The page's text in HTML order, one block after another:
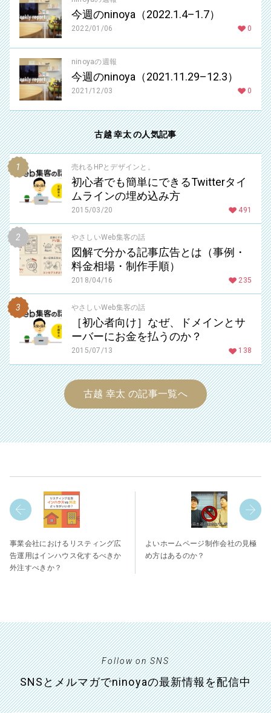
今週のninoya（2022.1.4–1.7）
2022/01/06 0
ninoyaの週報
今週のninoya（2021.11.29–12.3）
2021/12/03 0
古越 幸太 の人気記事
売れるHPとデザインと。
初心者でも簡単にできるTwitterタイ
ムラインの埋め込み方
2015/03/20 491
やさしいWeb集客の話
図解で分かる記事広告とは（事例・
料金相場・制作手順）
2018/04/16 235
やさしいWeb集客の話
［初心者向け］なぜ、ドメインとサ
ーバーにお金を払うのか？
2015/07/13 138
古越 幸太 の記事一覧へ
事業会社におけるリスティング広
告運用はインハウス化するべきか
外注すべきか？
よいホームページ制作会社の見極
め方はあるのか？
Follow on SNS
SNSとメルマガでninoyaの最新情報を配信中